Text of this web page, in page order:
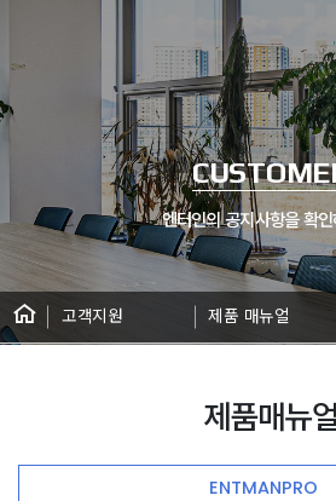
엔터인의 공지사항을 확
고객지원 제품 매뉴얼
제품매뉴
ENTMANPRO